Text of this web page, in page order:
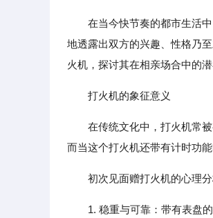
在当今快节奏的都市生活中
地透露出双方的兴趣、性格乃
火机，探讨其在相亲场合中的潜
打火机的象征意义
在传统文化中，打火机常
而当这个打火机还带有计时功
初次见面赠打火机的心理
1. 稳重与可靠：带有表盘